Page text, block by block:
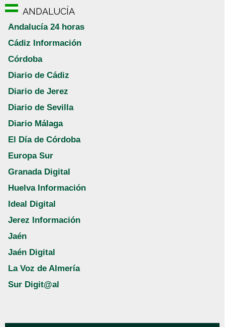
ANDALUCÍA
Andalucía 24 horas
Cádiz Información
Córdoba
Diario de Cádiz
Diario de Jerez
Diario de Sevilla
Diario Málaga
El Día de Córdoba
Europa Sur
Granada Digital
Huelva Información
Ideal Digital
Jerez Información
Jaén
Jaén Digital
La Voz de Almería
Sur Digit@al